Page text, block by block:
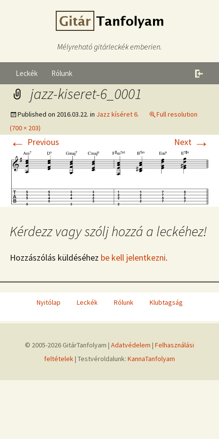
Mélyreható gitárleckék emberien.
Leckék Rólunk
jazz-kiseret-6_0001
Published on 2016.03.22. in Jazz kíséret 6.
Full resolution
(700 × 203)
← Previous Next →
Kérdezz vagy szólj hozzá a leckéhez!
Hozzászólás küldéséhez be kell jelentkezni.
Nyitólap Leckék Rólunk Klubtagság
© 2005-2026 GitárTanfolyam | Adatvédelem | Felhasználási
feltételek| Testvéroldalunk: KannaTanfolyam